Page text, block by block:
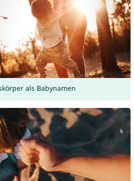
als Babynamen